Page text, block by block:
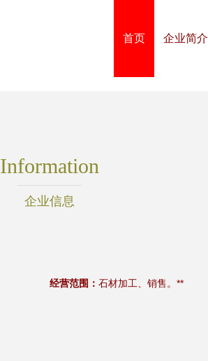
首页 企业简介
Information
企业信息
经营范围： 石材加工、销售。**